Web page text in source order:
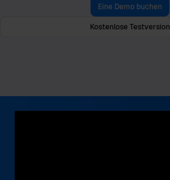
Eine Demo buchen
Kostenlose Testversion